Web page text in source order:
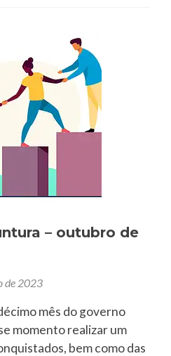
– outubro de
de 2023
mês do governo
momento realizar um
bem como das